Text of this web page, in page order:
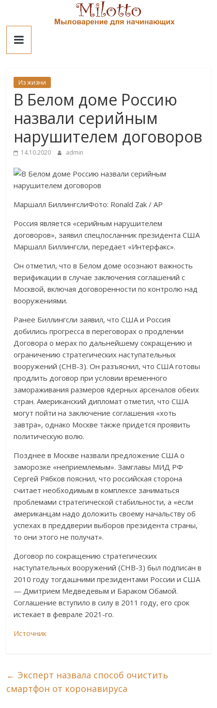
contentМилотто
Из жизни
В Белом доме Россию
назвали серийным
нарушителем договоров
14.10.2020 admin
Маршалл БиллингслиФото: Ronald Zak / AP
Россия является «серийным нарушителем
договоров», заявил спецпосланник президента США
Маршалл Биллингсли, передает «Интерфакс».
Он отметил, что в Белом доме осознают важность
верификации в случае заключения соглашений с
Москвой, включая договоренности по контролю над
вооружениями.
Ранее Биллингсли заявил, что США и Россия
добились прогресса в переговорах о продлении
Договора о мерах по дальнейшему сокращению и
ограничению стратегических наступательных
вооружений (СНВ-3). Он разъяснил, что США готовы
продлить договор при условии временного
замораживания размеров ядерных арсеналов обеих
стран. Американский дипломат отметил, что США
могут пойти на заключение соглашения «хоть
завтра», однако Москве также придется проявить
политическую волю.
Позднее в Москве назвали предложение США о
заморозке «неприемлемым». Замглавы МИД РФ
Сергей Рябков пояснил, что российская сторона
считает необходимым в комплексе заниматься
проблемами стратегической стабильности, а «если
американцам надо доложить своему начальству об
успехах в преддверии выборов президента страны,
то они этого не получат».
Договор по сокращению стратегических
наступательных вооружений (СНВ-3) был подписан в
2010 году тогдашними президентами России и США
— Дмитрием Медведевым и Бараком Обамой.
Соглашение вступило в силу в 2011 году, его срок
истекает в феврале 2021-го.
Источник
← Эксперт назвала способ очистить
смартфон от коронавируса